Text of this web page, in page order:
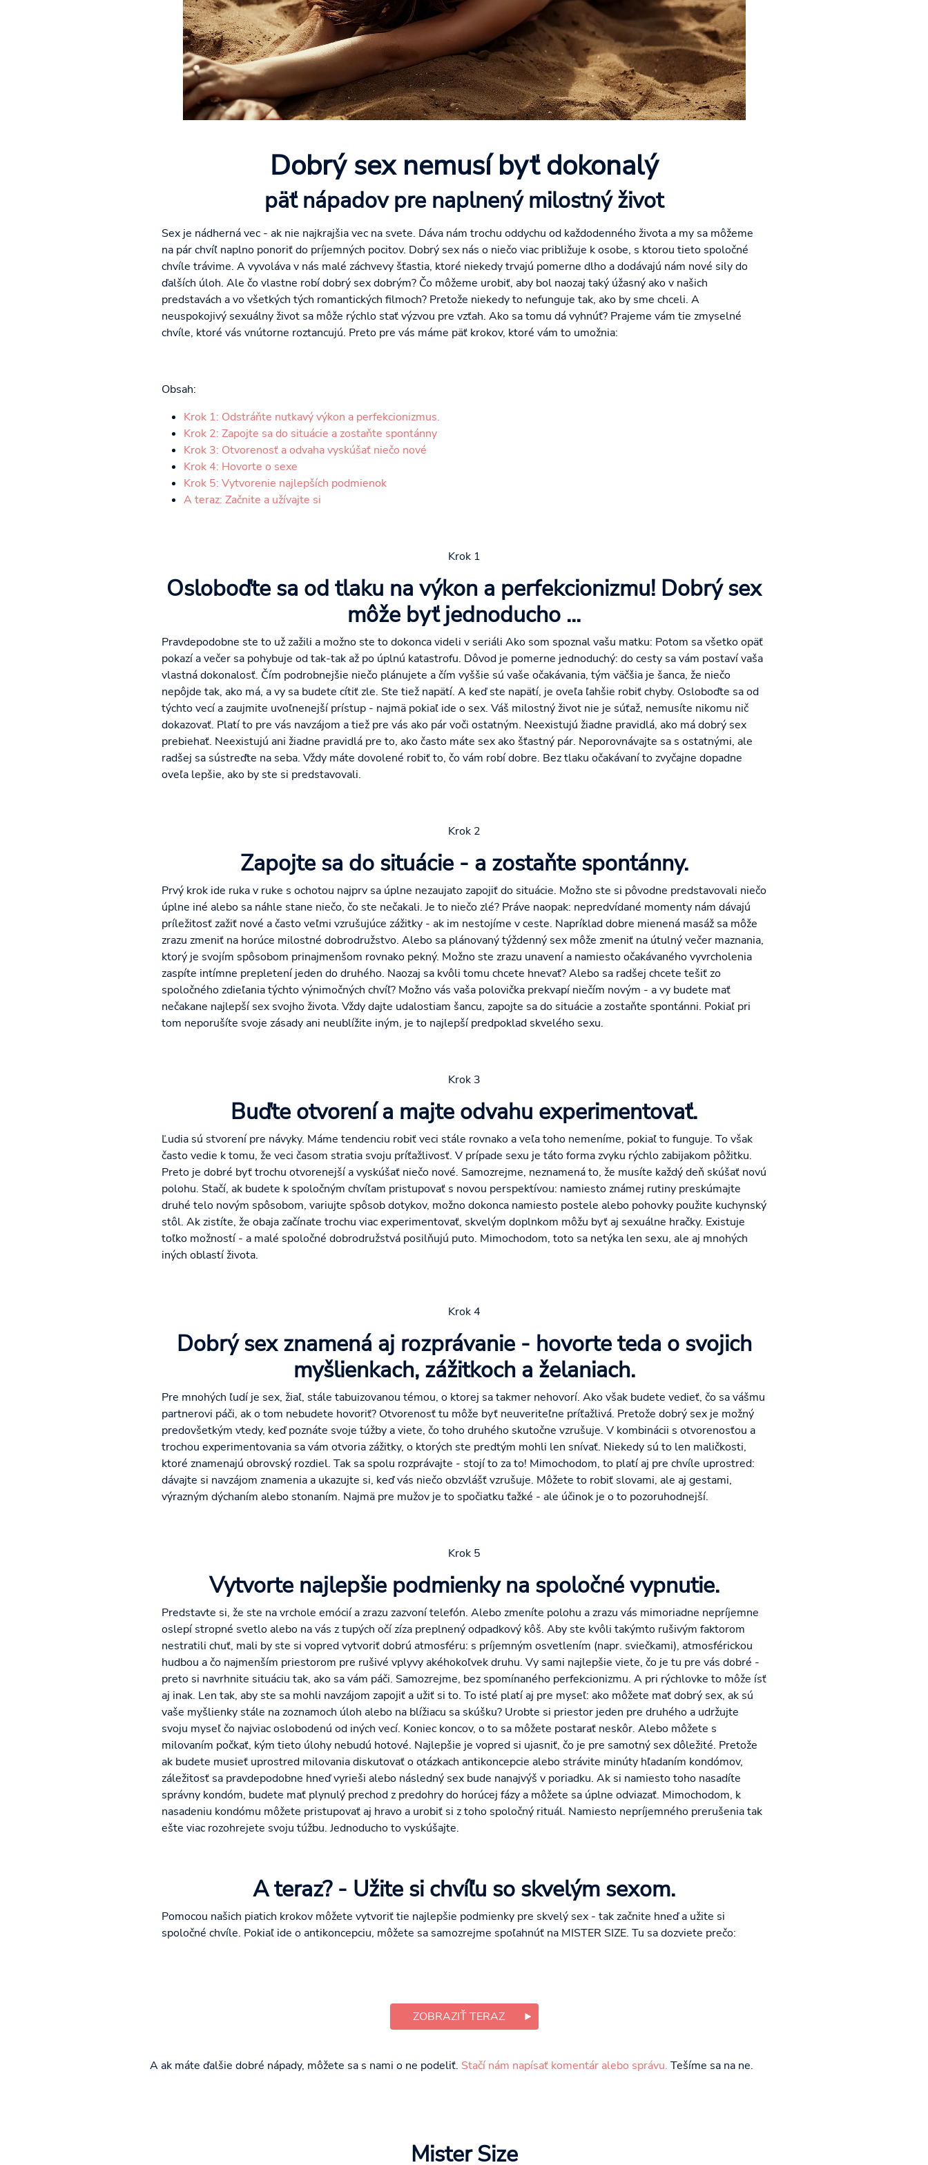
Dobrý sex nemusí byť dokonalý
päť nápadov pre naplnený milostný život
Sex je nádherná vec - ak nie najkrajšia vec na svete. Dáva nám trochu oddychu od každodenného života a my sa môžeme
na pár chvíľ naplno ponoriť do príjemných pocitov. Dobrý sex nás o niečo viac približuje k osobe, s ktorou tieto spoločné
chvíle trávime. A vyvoláva v nás malé záchvevy šťastia, ktoré niekedy trvajú pomerne dlho a dodávajú nám nové sily do
ďalších úloh. Ale čo vlastne robí dobrý sex dobrým? Čo môžeme urobiť, aby bol naozaj taký úžasný ako v našich
predstavách a vo všetkých tých romantických filmoch? Pretože niekedy to nefunguje tak, ako by sme chceli. A
neuspokojivý sexuálny život sa môže rýchlo stať výzvou pre vzťah. Ako sa tomu dá vyhnúť? Prajeme vám tie zmyselné
chvíle, ktoré vás vnútorne roztancujú. Preto pre vás máme päť krokov, ktoré vám to umožnia:
Obsah:
Krok 1: Odstráňte nutkavý výkon a perfekcionizmus.
Krok 2: Zapojte sa do situácie a zostaňte spontánny
Krok 3: Otvorenosť a odvaha vyskúšať niečo nové
Krok 4: Hovorte o sexe
Krok 5: Vytvorenie najlepších podmienok
A teraz: Začnite a užívajte si
Krok 1
Osloboďte sa od tlaku na výkon a perfekcionizmu! Dobrý sex
môže byť jednoducho ...
Pravdepodobne ste to už zažili a možno ste to dokonca videli v seriáli Ako som spoznal vašu matku: Potom sa všetko opäť
pokazí a večer sa pohybuje od tak-tak až po úplnú katastrofu. Dôvod je pomerne jednoduchý: do cesty sa vám postaví vaša
vlastná dokonalosť. Čím podrobnejšie niečo plánujete a čím vyššie sú vaše očakávania, tým väčšia je šanca, že niečo
nepôjde tak, ako má, a vy sa budete cítiť zle. Ste tiež napätí. A keď ste napätí, je oveľa ľahšie robiť chyby. Osloboďte sa od
týchto vecí a zaujmite uvoľnenejší prístup - najmä pokiaľ ide o sex. Váš milostný život nie je súťaž, nemusíte nikomu nič
dokazovať. Platí to pre vás navzájom a tiež pre vás ako pár voči ostatným. Neexistujú žiadne pravidlá, ako má dobrý sex
prebiehať. Neexistujú ani žiadne pravidlá pre to, ako často máte sex ako šťastný pár. Neporovnávajte sa s ostatnými, ale
radšej sa sústreďte na seba. Vždy máte dovolené robiť to, čo vám robí dobre. Bez tlaku očakávaní to zvyčajne dopadne
oveľa lepšie, ako by ste si predstavovali.
Krok 2
Zapojte sa do situácie - a zostaňte spontánny.
Prvý krok ide ruka v ruke s ochotou najprv sa úplne nezaujato zapojiť do situácie. Možno ste si pôvodne predstavovali niečo
úplne iné alebo sa náhle stane niečo, čo ste nečakali. Je to niečo zlé? Práve naopak: nepredvídané momenty nám dávajú
príležitosť zažiť nové a často veľmi vzrušujúce zážitky - ak im nestojíme v ceste. Napríklad dobre mienená masáž sa môže
zrazu zmeniť na horúce milostné dobrodružstvo. Alebo sa plánovaný týždenný sex môže zmeniť na útulný večer maznania,
ktorý je svojím spôsobom prinajmenšom rovnako pekný. Možno ste zrazu unavení a namiesto očakávaného vyvrcholenia
zaspíte intímne prepletení jeden do druhého. Naozaj sa kvôli tomu chcete hnevať? Alebo sa radšej chcete tešiť zo
spoločného zdieľania týchto výnimočných chvíľ? Možno vás vaša polovička prekvapí niečím novým - a vy budete mať
nečakane najlepší sex svojho života. Vždy dajte udalostiam šancu, zapojte sa do situácie a zostaňte spontánni. Pokiaľ pri
tom neporušíte svoje zásady ani neublížite iným, je to najlepší predpoklad skvelého sexu.
Krok 3
Buďte otvorení a majte odvahu experimentovať.
Ľudia sú stvorení pre návyky. Máme tendenciu robiť veci stále rovnako a veľa toho nemeníme, pokiaľ to funguje. To však
často vedie k tomu, že veci časom stratia svoju príťažlivosť. V prípade sexu je táto forma zvyku rýchlo zabijakom pôžitku.
Preto je dobré byť trochu otvorenejší a vyskúšať niečo nové. Samozrejme, neznamená to, že musíte každý deň skúšať novú
polohu. Stačí, ak budete k spoločným chvíľam pristupovať s novou perspektívou: namiesto známej rutiny preskúmajte
druhé telo novým spôsobom, variujte spôsob dotykov, možno dokonca namiesto postele alebo pohovky použite kuchynský
stôl. Ak zistíte, že obaja začínate trochu viac experimentovať, skvelým doplnkom môžu byť aj sexuálne hračky. Existuje
toľko možností - a malé spoločné dobrodružstvá posilňujú puto. Mimochodom, toto sa netýka len sexu, ale aj mnohých
iných oblastí života.
Krok 4
Dobrý sex znamená aj rozprávanie - hovorte teda o svojich
myšlienkach, zážitkoch a želaniach.
Pre mnohých ľudí je sex, žiaľ, stále tabuizovanou témou, o ktorej sa takmer nehovorí. Ako však budete vedieť, čo sa vášmu
partnerovi páči, ak o tom nebudete hovoriť? Otvorenosť tu môže byť neuveriteľne príťažlivá. Pretože dobrý sex je možný
predovšetkým vtedy, keď poznáte svoje túžby a viete, čo toho druhého skutočne vzrušuje. V kombinácii s otvorenosťou a
trochou experimentovania sa vám otvoria zážitky, o ktorých ste predtým mohli len snívať. Niekedy sú to len maličkosti,
ktoré znamenajú obrovský rozdiel. Tak sa spolu rozprávajte - stojí to za to! Mimochodom, to platí aj pre chvíle uprostred:
dávajte si navzájom znamenia a ukazujte si, keď vás niečo obzvlášť vzrušuje. Môžete to robiť slovami, ale aj gestami,
výrazným dýchaním alebo stonaním. Najmä pre mužov je to spočiatku ťažké - ale účinok je o to pozoruhodnejší.
Krok 5
Vytvorte najlepšie podmienky na spoločné vypnutie.
Predstavte si, že ste na vrchole emócií a zrazu zazvoní telefón. Alebo zmeníte polohu a zrazu vás mimoriadne nepríjemne
oslepí stropné svetlo alebo na vás z tupých očí zíza preplnený odpadkový kôš. Aby ste kvôli takýmto rušivým faktorom
nestratili chuť, mali by ste si vopred vytvoriť dobrú atmosféru: s príjemným osvetlením (napr. sviečkami), atmosférickou
hudbou a čo najmenším priestorom pre rušivé vplyvy akéhokoľvek druhu. Vy sami najlepšie viete, čo je tu pre vás dobré -
preto si navrhnite situáciu tak, ako sa vám páči. Samozrejme, bez spomínaného perfekcionizmu. A pri rýchlovke to môže ísť
aj inak. Len tak, aby ste sa mohli navzájom zapojiť a užiť si to. To isté platí aj pre myseľ: ako môžete mať dobrý sex, ak sú
vaše myšlienky stále na zoznamoch úloh alebo na blížiacu sa skúšku? Urobte si priestor jeden pre druhého a udržujte
svoju myseľ čo najviac oslobodenú od iných vecí. Koniec koncov, o to sa môžete postarať neskôr. Alebo môžete s
milovaním počkať, kým tieto úlohy nebudú hotové. Najlepšie je vopred si ujasniť, čo je pre samotný sex dôležité. Pretože
ak budete musieť uprostred milovania diskutovať o otázkach antikoncepcie alebo strávite minúty hľadaním kondómov,
záležitosť sa pravdepodobne hneď vyrieši alebo následný sex bude nanajvýš v poriadku. Ak si namiesto toho nasadíte
správny kondóm, budete mať plynulý prechod z predohry do horúcej fázy a môžete sa úplne odviazať. Mimochodom, k
nasadeniu kondómu môžete pristupovať aj hravo a urobiť si z toho spoločný rituál. Namiesto nepríjemného prerušenia tak
ešte viac rozohrejete svoju túžbu. Jednoducho to vyskúšajte.
A teraz? - Užite si chvíľu so skvelým sexom.
Pomocou našich piatich krokov môžete vytvoriť tie najlepšie podmienky pre skvelý sex - tak začnite hneď a užite si
spoločné chvíle. Pokiaľ ide o antikoncepciu, môžete sa samozrejme spoľahnúť na MISTER SIZE. Tu sa dozviete prečo:
ZOBRAZIŤ TERAZ
A ak máte ďalšie dobré nápady, môžete sa s nami o ne podeliť. Stačí nám napísať komentár alebo správu. Tešíme sa na ne.
Mister Size